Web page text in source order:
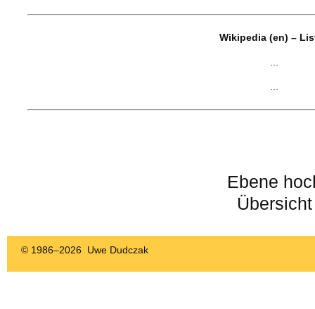
Wikipedia (en) –
Ebene
Übersicht
© 1986–2026 Uwe Dudczak